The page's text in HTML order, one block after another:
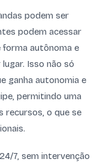
podem ser
podem acessar
forma autônoma e
Isso não só
ganha autonomia e
permitindo uma
recursos, o que se
7, sem intervenção